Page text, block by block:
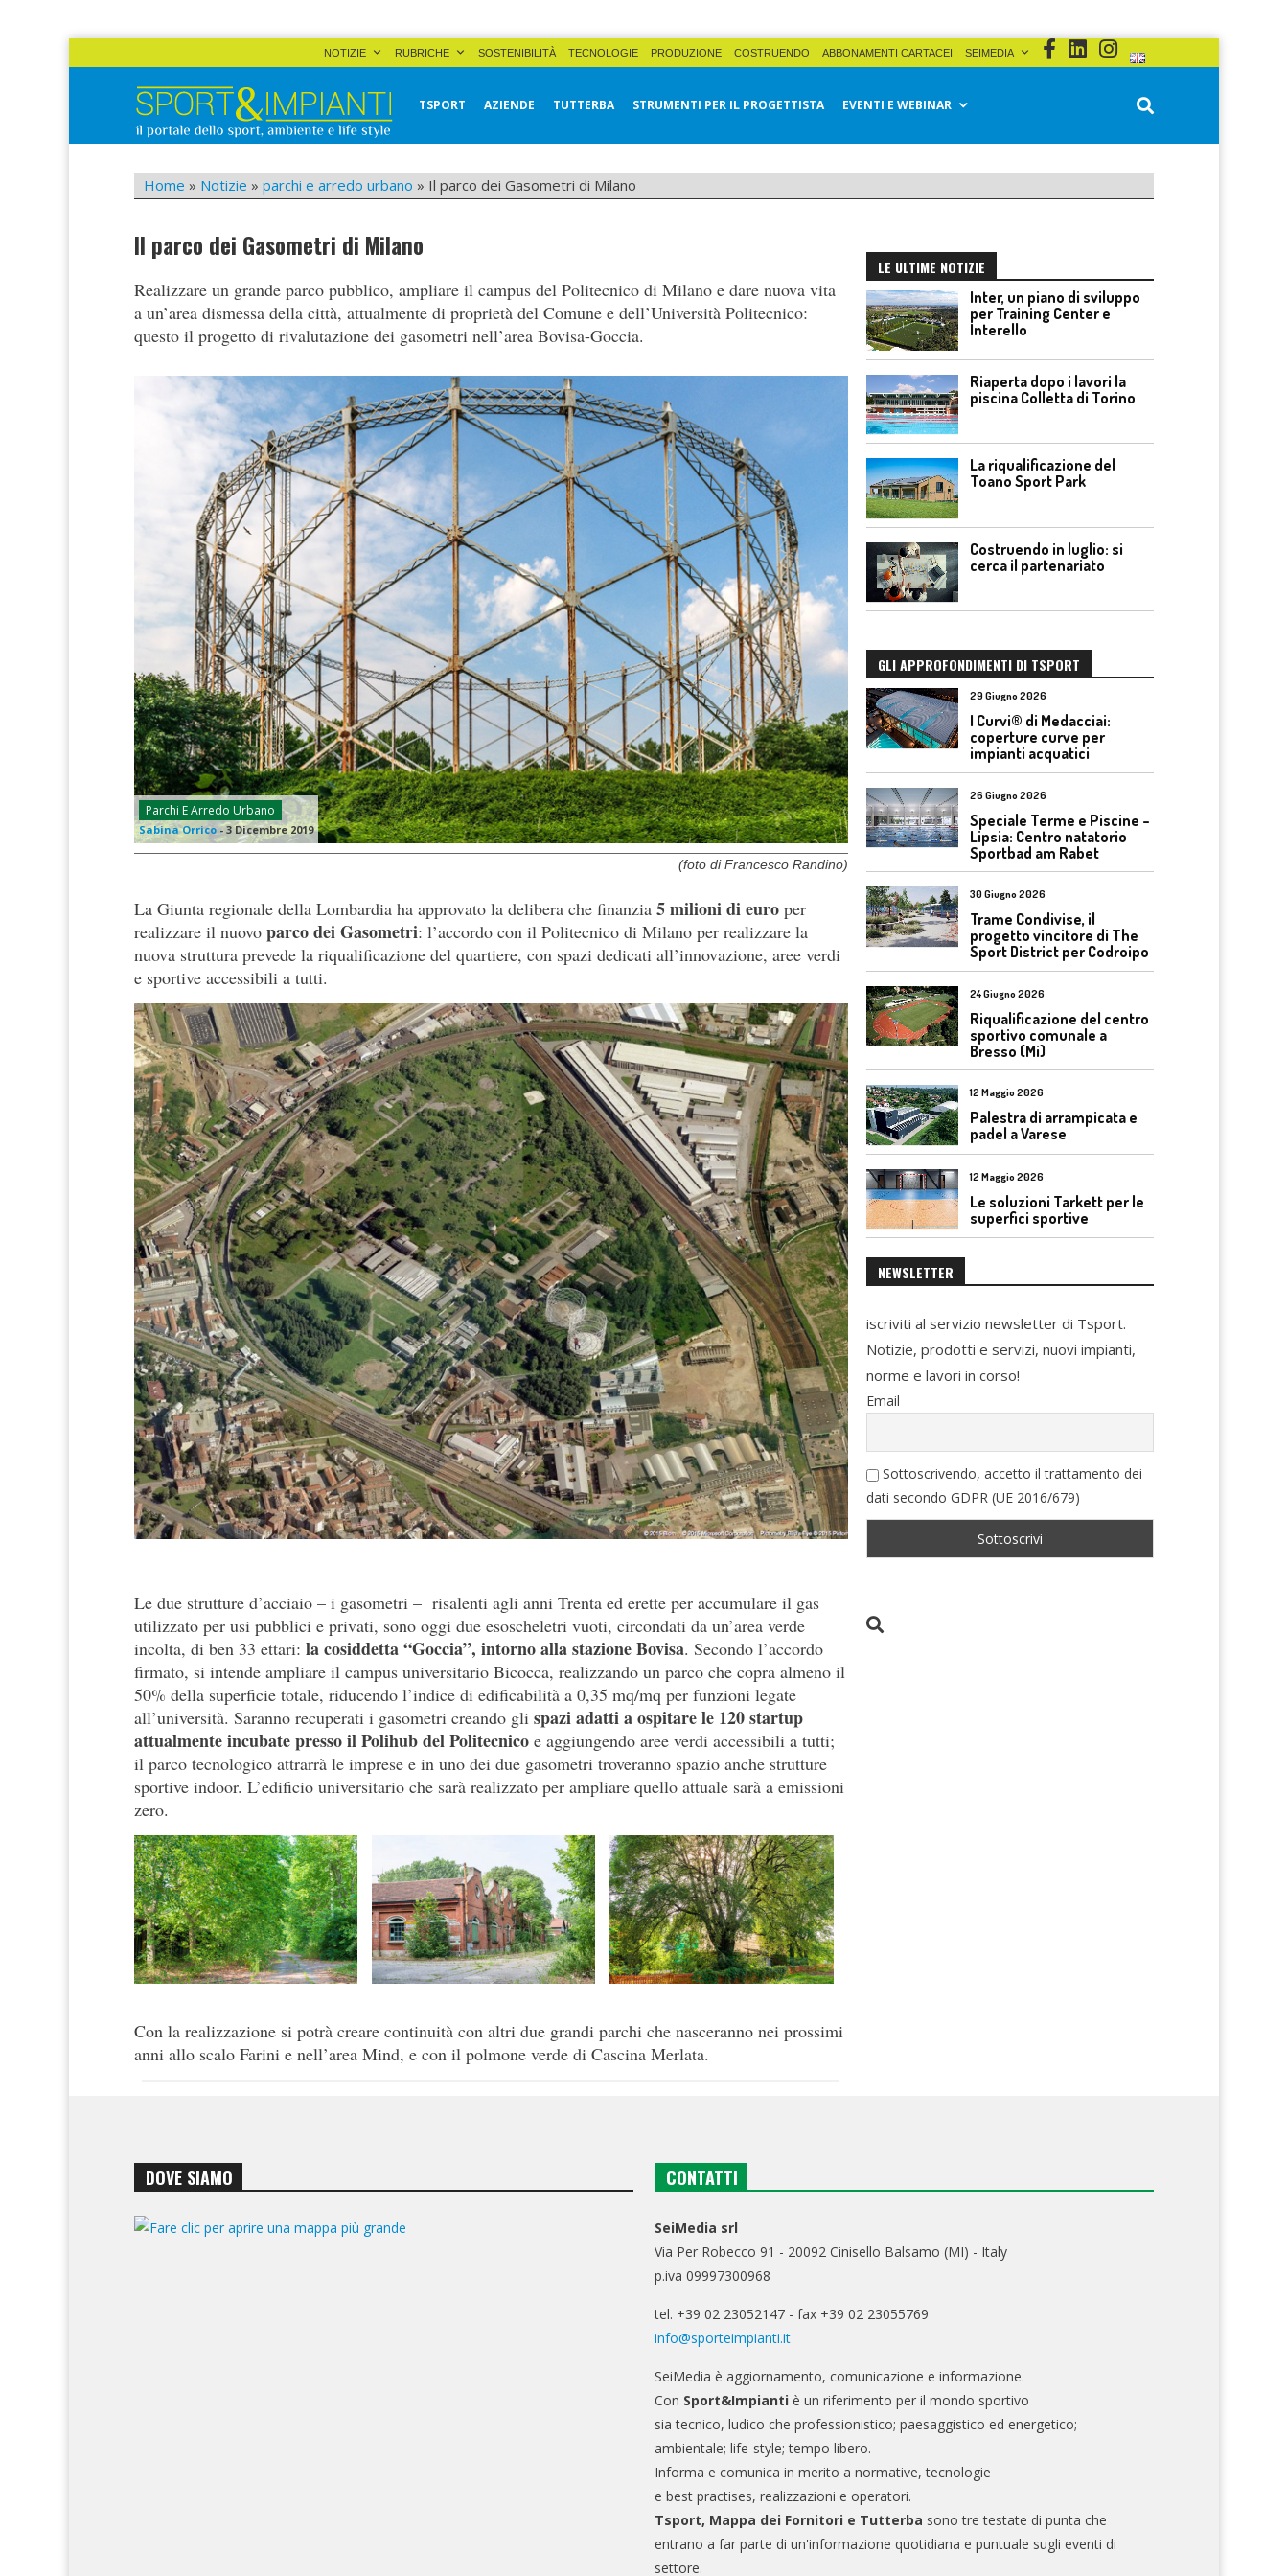
NOTIZIE RUBRICHE SOSTENIBILITÀ TECNOLOGIE PRODUZIONE COSTRUENDO ABBONAMENTI CARTACEI SEIMEDIA
Sport&Impianti
TSPORT AZIENDE TUTTERBA STRUMENTI PER IL PROGETTISTA EVENTI E WEBINAR
Home » Notizie » parchi e arredo urbano » Il parco dei Gasometri di Milano
Il parco dei Gasometri di Milano
Realizzare un grande parco pubblico, ampliare il campus del Politecnico di Milano e dare nuova vita
a un’area dismessa della città, attualmente di proprietà del Comune e dell’Università Politecnico:
questo il progetto di rivalutazione dei gasometri nell’area Bovisa-Goccia.
Parchi E Arredo Urbano
Sabina Orrico-3 Dicembre 2019
(foto di Francesco Randino)
La Giunta regionale della Lombardia ha approvato la delibera che finanzia 5 milioni di euro per
realizzare il nuovo parco dei Gasometri: l’accordo con il Politecnico di Milano per realizzare la
nuova struttura prevede la riqualificazione del quartiere, con spazi dedicati all’innovazione, aree verdi
e sportive accessibili a tutti.
Le due strutture d’acciaio – i gasometri – risalenti agli anni Trenta ed erette per accumulare il gas
utilizzato per usi pubblici e privati, sono oggi due esoscheletri vuoti, circondati da un’area verde
incolta, di ben 33 ettari: la cosiddetta “Goccia”, intorno alla stazione Bovisa. Secondo l’accordo
firmato, si intende ampliare il campus universitario Bicocca, realizzando un parco che copra almeno il
50% della superficie totale, riducendo l’indice di edificabilità a 0,35 mq/mq per funzioni legate
all’università. Saranno recuperati i gasometri creando gli spazi adatti a ospitare le 120 startup
attualmente incubate presso il Polihub del Politecnico e aggiungendo aree verdi accessibili a tutti;
il parco tecnologico attrarrà le imprese e in uno dei due gasometri troveranno spazio anche strutture
sportive indoor. L’edificio universitario che sarà realizzato per ampliare quello attuale sarà a emissioni
zero.
Con la realizzazione si potrà creare continuità con altri due grandi parchi che nasceranno nei prossimi
anni allo scalo Farini e nell’area Mind, e con il polmone verde di Cascina Merlata.
LE ULTIME NOTIZIE
Inter, un piano di sviluppo
per Training Center e
Interello
Riaperta dopo i lavori la
piscina Colletta di Torino
La riqualificazione del
Toano Sport Park
Costruendo in luglio: si
cerca il partenariato
GLI APPROFONDIMENTI DI TSPORT
29 Giugno 2026
I Curvi® di Medacciai:
coperture curve per
impianti acquatici
26 Giugno 2026
Speciale Terme e Piscine –
Lipsia: Centro natatorio
Sportbad am Rabet
30 Giugno 2026
Trame Condivise, il
progetto vincitore di The
Sport District per Codroipo
24 Giugno 2026
Riqualificazione del centro
sportivo comunale a
Bresso (Mi)
12 Maggio 2026
Palestra di arrampicata e
padel a Varese
12 Maggio 2026
Le soluzioni Tarkett per le
superfici sportive
NEWSLETTER
iscriviti al servizio newsletter di Tsport.
Notizie, prodotti e servizi, nuovi impianti,
norme e lavori in corso!
Email
Sottoscrivendo, accetto il trattamento dei
dati secondo GDPR (UE 2016/679)
DOVE SIAMO CONTATTI
SeiMedia srl
Via Per Robecco 91 - 20092 Cinisello Balsamo (MI) - Italy
p.iva 09997300968
tel. +39 02 23052147 - fax +39 02 23055769
info@sporteimpianti.it
SeiMedia è aggiornamento, comunicazione e informazione.
Con Sport&Impianti è un riferimento per il mondo sportivo
sia tecnico, ludico che professionistico; paesaggistico ed energetico;
ambientale; life-style; tempo libero.
Informa e comunica in merito a normative, tecnologie
e best practises, realizzazioni e operatori.
Tsport, Mappa dei Fornitori e Tutterba sono tre testate di punta che
entrano a far parte di un'informazione quotidiana e puntuale sugli eventi di
settore.